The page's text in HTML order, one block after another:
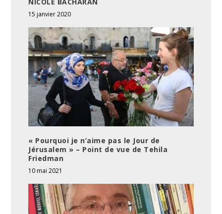
15 janvier 2020
« Pourquoi je n’aime pas le Jour de
Jérusalem » – Point de vue de Tehila
Friedman
10 mai 2021